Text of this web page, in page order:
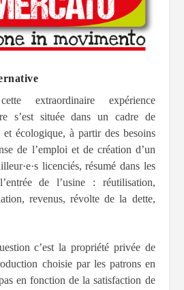
extraordinaire expérience
s’est située dans un cadre de
et écologique, à partir des besoins
de l’emploi et de création d’un
licenciés, résumé dans les
de l’usine : réutilisation,
revenus, révolte de la dette,
c’est la propriété privée de
choisie par les patrons en
en fonction de la satisfaction de